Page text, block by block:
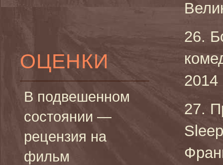
ОЦЕНКИ
В подвешенном
состоянии —
рецензия на
фильм
26.
27.